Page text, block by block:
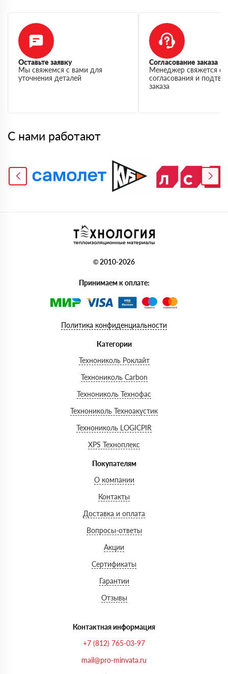
Оставьте заявку
Мы свяжемся с вами для
уточнения деталей
Согласование заказа
Менеджер свяжется с
согласования и
заказа
С нами работают
© 2010-2026
Принимаем к оплате:
Политика конфиденциальности
Категории
Технониколь Роклайт
Технониколь Carbon
Технониколь Технофас
Технониколь Техноакустик
Технониколь LOGICPIR
XPS Техноплекс
Покупателям
О компании
Контакты
Доставка и оплата
Вопросы-ответы
Акции
Сертификаты
Гарантии
Отзывы
Контактная информация
+7 (812) 765-03-97
mail@pro-minvata.ru